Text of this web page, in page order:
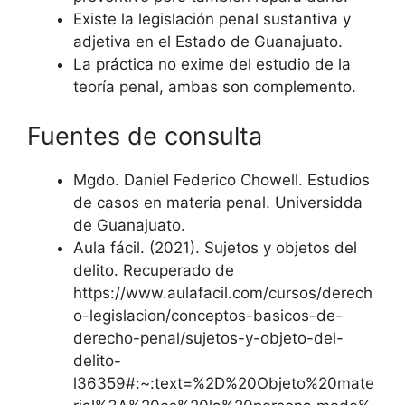
Existe la legislación penal sustantiva y
adjetiva en el Estado de Guanajuato.
La práctica no exime del estudio de la
teoría penal, ambas son complemento.
Fuentes de consulta
Mgdo. Daniel Federico Chowell. Estudios
de casos en materia penal. Universidda
de Guanajuato.
Aula fácil. (2021). Sujetos y objetos del
delito. Recuperado de
https://www.aulafacil.com/cursos/derech
o-legislacion/conceptos-basicos-de-
derecho-penal/sujetos-y-objeto-del-
delito-
l36359#:~:text=%2D%20Objeto%20mate